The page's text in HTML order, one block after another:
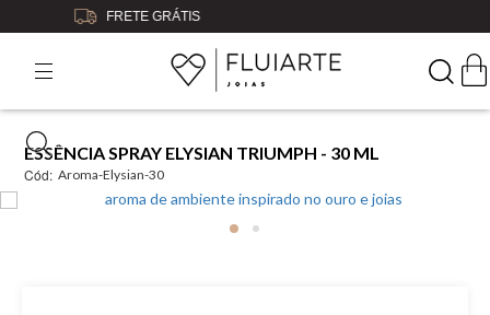
ESSÊNCIA SPRAY ELYSIAN TRIUMPH - 30 ML
Cód: Aroma-Elysian-30